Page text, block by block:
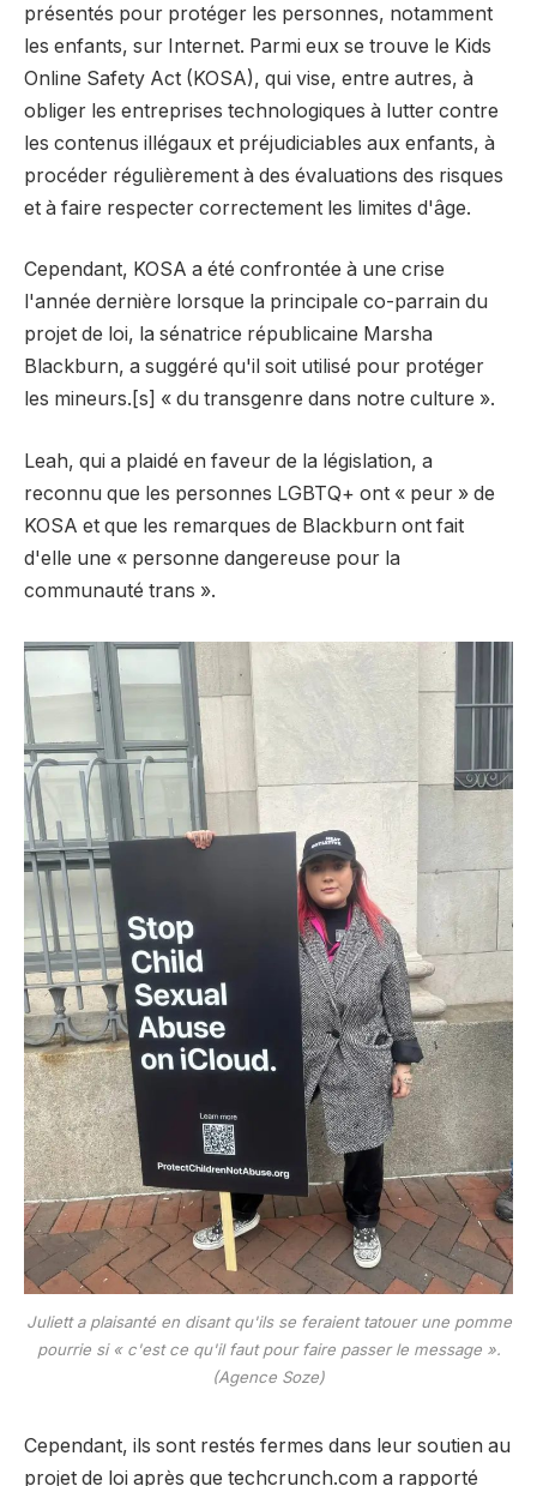
présentés pour protéger les personnes, notamment
les enfants, sur Internet. Parmi eux se trouve le Kids
Online Safety Act (KOSA), qui vise, entre autres, à
obliger les entreprises technologiques à lutter contre
les contenus illégaux et préjudiciables aux enfants, à
procéder régulièrement à des évaluations des risques
et à faire respecter correctement les limites d'âge.
Cependant, KOSA a été confrontée à une crise
l'année dernière lorsque la principale co-parrain du
projet de loi, la sénatrice républicaine Marsha
Blackburn, a suggéré qu'il soit utilisé pour protéger
les mineurs.[s] « du transgenre dans notre culture ».
Leah, qui a plaidé en faveur de la législation, a
reconnu que les personnes LGBTQ+ ont « peur » de
KOSA et que les remarques de Blackburn ont fait
d'elle une « personne dangereuse pour la
communauté trans ».
Juliett a plaisanté en disant qu'ils se feraient tatouer une pomme
pourrie si « c'est ce qu'il faut pour faire passer le message ».
(Agence Soze)
Cependant, ils sont restés fermes dans leur soutien au
projet de loi après que techcrunch.com a rapporté